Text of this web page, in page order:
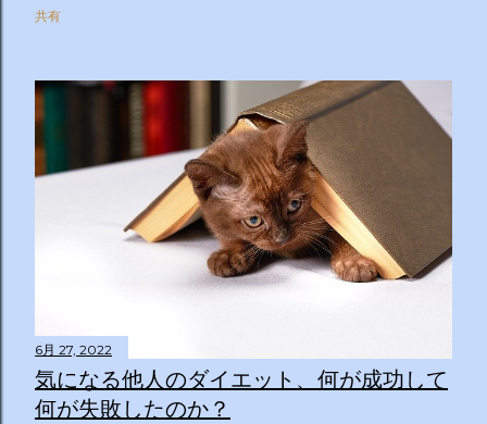
共有
6月 27, 2022
気になる他人のダイエット、何が成功して
何が失敗したのか？